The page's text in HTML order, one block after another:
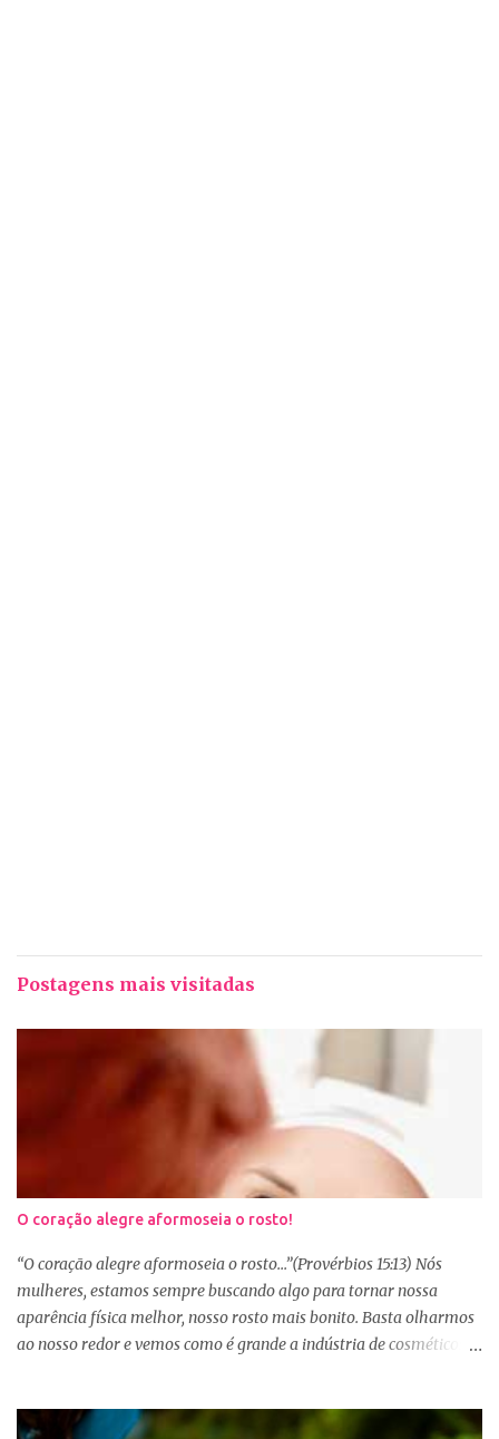
Postagens mais visitadas
O coração alegre aformoseia o rosto!
“O coração alegre aformoseia o rosto...”(Provérbios 15:13) Nós
mulheres, estamos sempre buscando algo para tornar nossa
aparência física melhor, nosso rosto mais bonito. Basta olharmos
ao nosso redor e vemos como é grande a indústria de cosméticos e
se maquiar e testam produtos. Não é errado gostar de se cuidar e